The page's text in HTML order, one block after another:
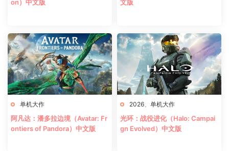
on）中文版
文版
单机大作
阿凡达：潘多拉边境（Avatar: Fr
ontiers of Pandora）中文版
2026 单机大作
光环：战役进化（Halo: Campai
gn Evolved）中文版